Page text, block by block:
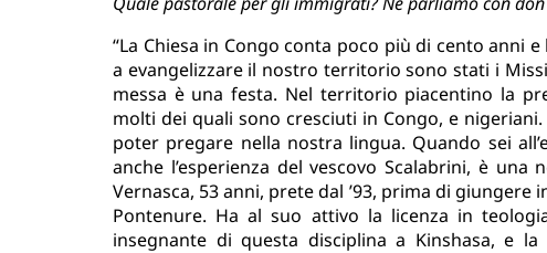
“La Chiesa in Congo conta poco più di cento anni
a evangelizzare il nostro territorio sono stati i
messa è una festa. Nel territorio piacentino la
molti dei quali sono cresciuti in Congo, e
poter pregare nella nostra lingua. Quando sei
anche l’esperienza del vescovo Scalabrini, è
Vernasca, 53 anni, prete dal ’93, prima di giungere
Pontenure. Ha al suo attivo la licenza in
insegnante di questa disciplina a Kinshasa, e la